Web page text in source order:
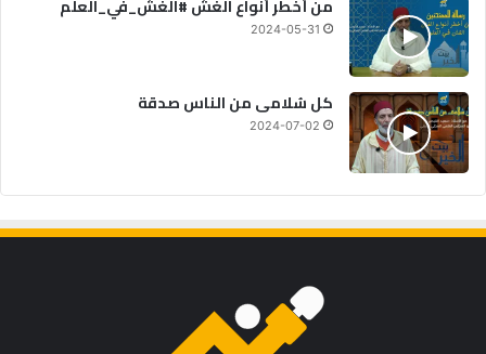
من أخطر أنواع الغش #الغش_في_العلم
2024-05-31
كل سُلامى من الناس صدقة
2024-07-02